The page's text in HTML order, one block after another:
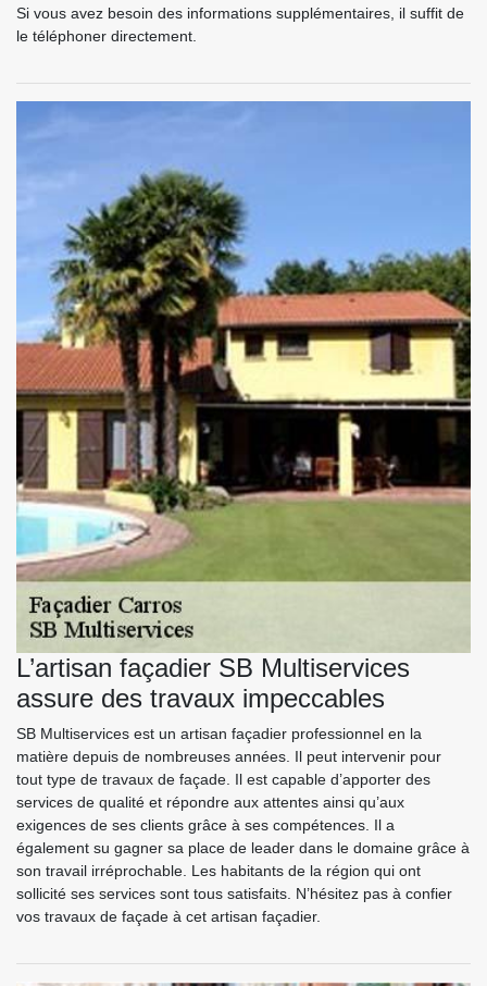
Si vous avez besoin des informations supplémentaires, il suffit de
le téléphoner directement.
L’artisan façadier SB Multiservices
assure des travaux impeccables
SB Multiservices est un artisan façadier professionnel en la
matière depuis de nombreuses années. Il peut intervenir pour
tout type de travaux de façade. Il est capable d’apporter des
services de qualité et répondre aux attentes ainsi qu’aux
exigences de ses clients grâce à ses compétences. Il a
également su gagner sa place de leader dans le domaine grâce à
son travail irréprochable. Les habitants de la région qui ont
sollicité ses services sont tous satisfaits. N’hésitez pas à confier
vos travaux de façade à cet artisan façadier.